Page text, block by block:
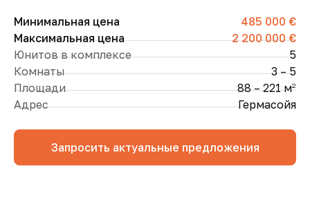
Минимальная цена
485 000 €
Максимальная цена
2 200 000 €
Юнитов в комплексе
5
Комнаты
3 – 5
Площади
88 – 221 м2
Адрес Гермасойя
Запросить актуальные предложения